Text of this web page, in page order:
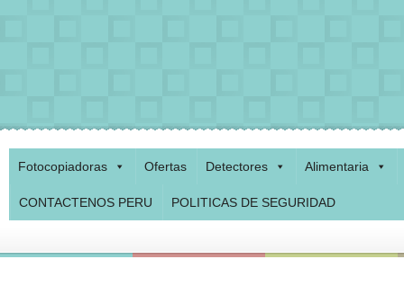
Fotocopiadoras Ofertas Detectores Alimentaria
CONTACTENOS PERU POLITICAS DE SEGURIDAD